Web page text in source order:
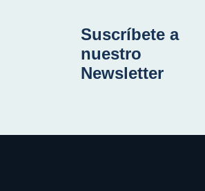
Suscríbete a
nuestro
Newsletter